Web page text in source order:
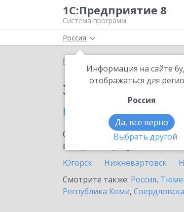
1С:Предприятие 8
Система программ
Россия
Информация на сайте
отображаться для
Россия
Да, все верно
Выбрать другой
Главная
Заказать 1С:СБП
в Сургуте
Ознакомьтесь с
внедрение продукта.
Югорск
Нижневартовск
Смотрите также: Россия,
Республика Коми,